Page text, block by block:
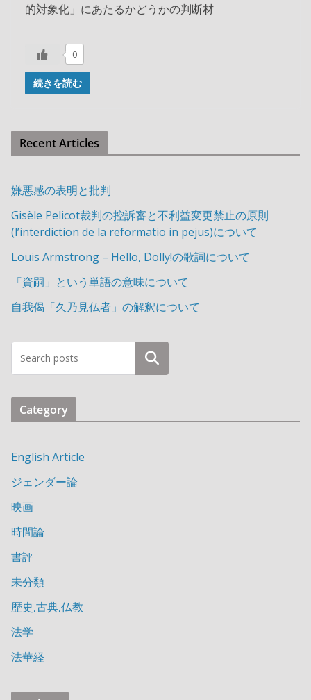
的対象化」にあたるかどうかの判断材
0
続きを読む
Recent Articles
嫌悪感の表明と批判
Gisèle Pelicot裁判の控訴審と不利益変更禁止の原則
(l’interdiction de la reformatio in pejus)について
Louis Armstrong – Hello, Dolly!の歌詞について
「資嗣」という単語の意味について
自我偈「久乃見仏者」の解釈について
検索
Category
English Article
ジェンダー論
映画
時間論
書評
未分類
歴史,古典,仏教
法学
法華経